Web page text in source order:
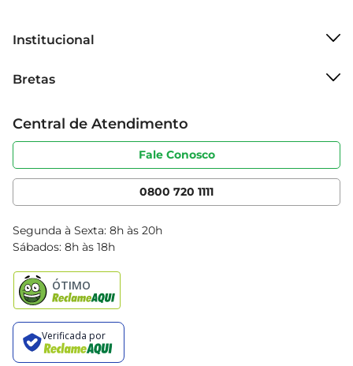
Institucional
Grupo Cencosud
Sobre privacidade
Portal do fornecedor
Cencosud Media
Bretas
Produtos Bretas
Código de ética
Serviços
Clube Bretas
Blog Bretas
Black Friday
Central de Atendimento
Fale Conosco
0800 720 1111
Segunda à Sexta: 8h às 20h
Sábados: 8h às 18h